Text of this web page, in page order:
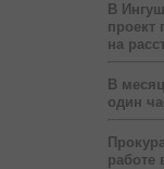
В
проект
на
В
один
работе